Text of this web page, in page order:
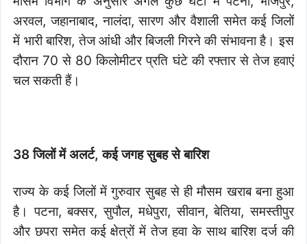
अरवल, जहानाबाद, नालंदा, सारण और वैशाली समेत कई जिलों
में भारी बारिश, तेज आंधी और बिजली गिरने की संभावना है। इस
दौरान 70 से 80 किलोमीटर प्रति घंटे की रफ्तार से तेज हवाएं
चल सकती हैं।
38 जिलों में अलर्ट, कई जगह सुबह से बारिश
राज्य के कई जिलों में गुरुवार सुबह से ही मौसम खराब बना हुआ
है। पटना, बक्सर, सुपौल, मधेपुरा, सीवान, बेतिया, समस्तीपुर
और छपरा समेत कई क्षेत्रों में तेज हवा के साथ बारिश दर्ज की